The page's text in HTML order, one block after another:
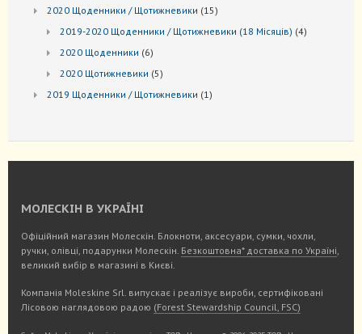
2020 Щоденники / Щотижневики 1515
2019-2020 Щоденники / Щотижневики (18 Місяців) 44
2020 Щоденники 66
2020 Щотижневики 55
2019 Щоденники / Щотижневики 1 1
МОЛЕСКІН В УКРАЇНІ
Офіційний магазин Молескін. Блокноти, аксесуари, сумки, чохли,
ручки, олівці, подарунки Молескін. Безкоштовна* доставка по Україні
великий вибір в магазині в Києві.
Компанія Moleskine Srl. випускає і реалізує вироби, сертифіковані
Лісовою наглядовою радою (Forest Stewardship Council, FSC)